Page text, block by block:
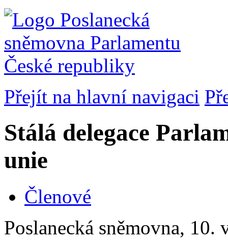
Přejít na hlavní navigaci
Stálá delegace
unie
Členové
Poslanecká sněmovna,